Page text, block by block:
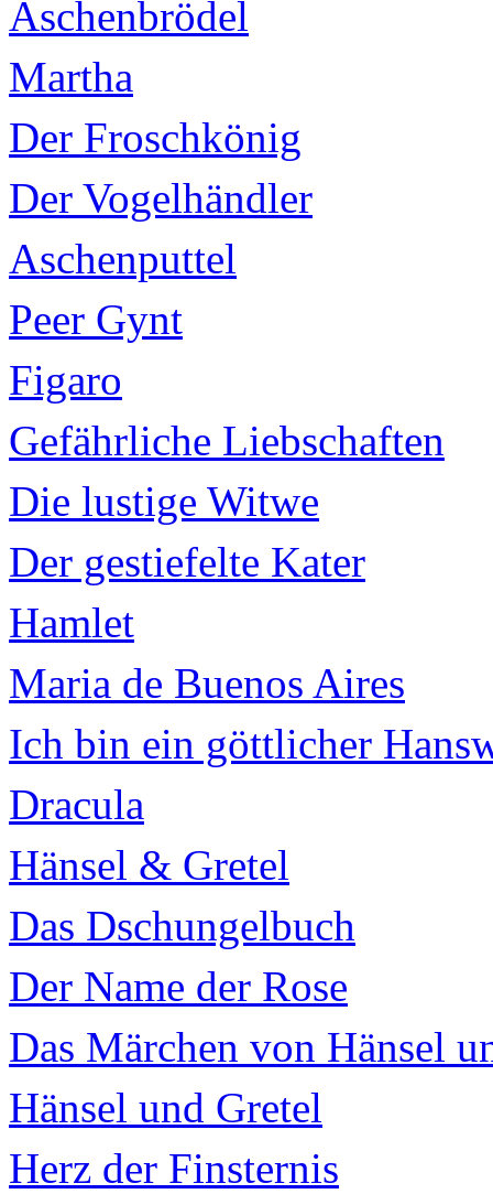
Aschenbrödel
Martha
Der Froschkönig
Der Vogelhändler
Aschenputtel
Peer Gynt
Figaro
Gefährliche Liebschaften
Die lustige Witwe
Der gestiefelte Kater
Hamlet
Maria de Buenos Aires
Ich bin ein göttlicher
Dracula
Hänsel & Gretel
Das Dschungelbuch
Der Name der Rose
Das Märchen von Hänsel
Hänsel und Gretel
Herz der Finsternis